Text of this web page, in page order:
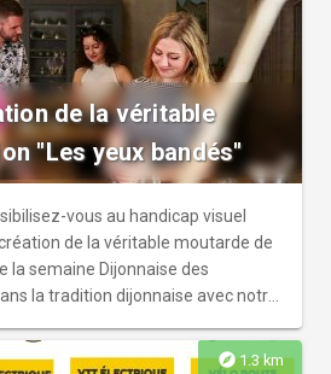
le souhaitez.
de la véritable
"Les yeux bandés"
vous au handicap visuel
de la véritable moutarde de
la semaine Dijonnaise des
la tradition dijonnaise avec notre
& Congrès en partenariat avec
explore1.3 km